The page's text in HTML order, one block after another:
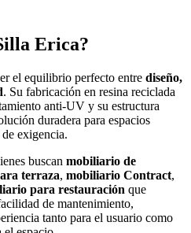
Erica?
el equilibrio perfecto entre diseño,
. Su fabricación en resina reciclada
anti-UV y su estructura
duradera para espacios
exigencia.
buscan mobiliario de
terraza, mobiliario Contract,
para restauración que
de mantenimiento,
tanto para el usuario como